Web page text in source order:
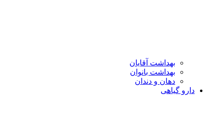
بهداشت آقایان
بهداشت بانوان
دهان و دندان
دارو گیاهی